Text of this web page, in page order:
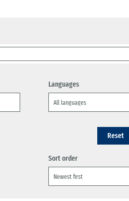
Languages
Reset
Sort order